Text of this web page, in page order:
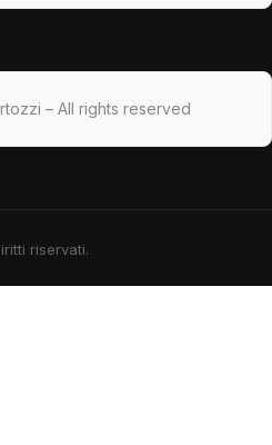
– All rights reserved
riservati.